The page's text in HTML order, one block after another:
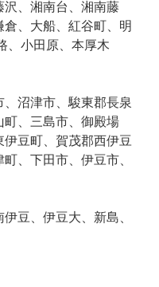
沢、湘南台、湘南藤
、大船、紅谷町、明
、小田原、本厚木
沼津市、駿東郡長泉
町、三島市、御殿場
豆町、賀茂郡西伊豆
、下田市、伊豆市、
豆、伊豆大、新島、
話
約